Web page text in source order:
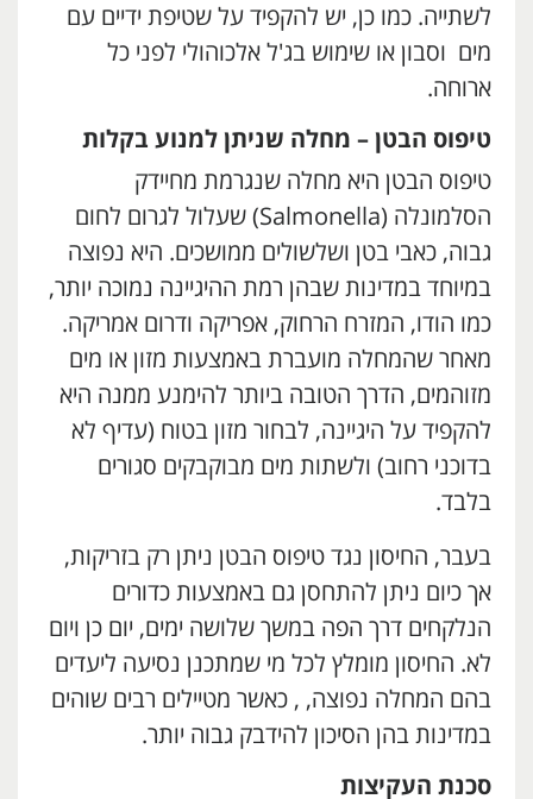
לשתייה. כמו כן, יש להקפיד על שטיפת ידיים עם
מים וסבון או שימוש בג'ל אלכוהולי לפני כל
ארוחה.
טיפוס הבטן – מחלה שניתן למנוע בקלות
טיפוס הבטן היא מחלה שנגרמת מחיידק
הסלמונלה (Salmonella) שעלול לגרום לחום
גבוה, כאבי בטן ושלשולים ממושכים. היא נפוצה
במיוחד במדינות שבהן רמת ההיגיינה נמוכה יותר,
כמו הודו, המזרח הרחוק, אפריקה ודרום אמריקה.
מאחר שהמחלה מועברת באמצעות מזון או מים
מזוהמים, הדרך הטובה ביותר להימנע ממנה היא
להקפיד על היגיינה, לבחור מזון בטוח (עדיף לא
בדוכני רחוב) ולשתות מים מבוקבקים סגורים
בלבד.
בעבר, החיסון נגד טיפוס הבטן ניתן רק בזריקות,
אך כיום ניתן להתחסן גם באמצעות כדורים
הנלקחים דרך הפה במשך שלושה ימים, יום כן ויום
לא. החיסון מומלץ לכל מי שמתכנן נסיעה ליעדים
בהם המחלה נפוצה, , כאשר מטיילים רבים שוהים
במדינות בהן הסיכון להידבק גבוה יותר.
סכנת העקיצות